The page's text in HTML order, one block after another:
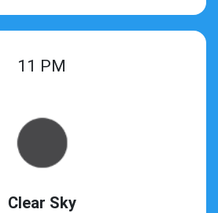
11 PM
Clear Sky